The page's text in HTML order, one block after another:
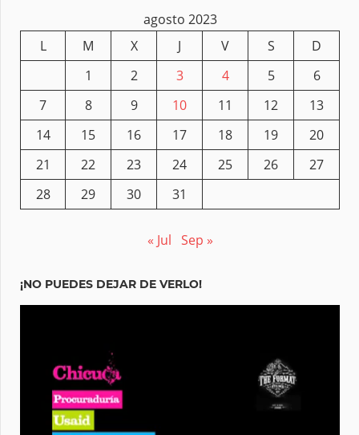
agosto 2023
L
M X J V S
D
1
2 3 4 5
6
7
8 9 10 11 12
13
14
15 16 17 18 19
20
21
22 23 24 25 26
27
28
29 30 31
« Jul Sep »
¡NO PUEDES DEJAR DE VERLO!